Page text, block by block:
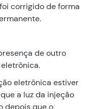
corrigido de forma
de outro
eletrônica estiver
a luz da injeção
depois que o